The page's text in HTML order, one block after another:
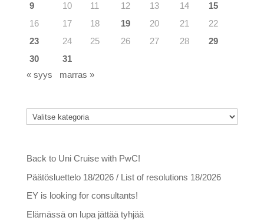
9
10 11 12 13 14
15
16
17 18 19 20 21
22
23
24 25 26 27 28
29
30
31
« syys
marras »
Kategoriat
Back to Uni Cruise with PwC!
Päätösluettelo 18/2026 / List of resolutions 18/2026
EY is looking for consultants!
Elämässä on lupa jättää tyhjää